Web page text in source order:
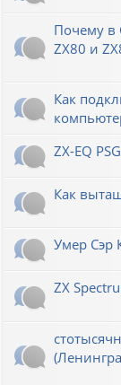
Почему в
ZX80 и
Как
ZX-EQ
Как
Умер Сэр
ZX